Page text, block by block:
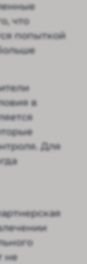
что
попыткой
в
Для
не